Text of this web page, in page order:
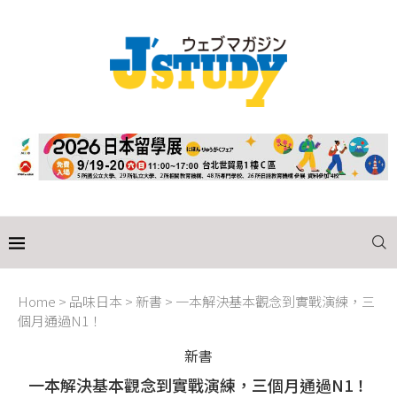
Home > 品味日本 > 新書 > 一本解決基本觀念到實戰演練，三
個月通過N1！
新書
一本解決基本觀念到實戰演練，三個月通過N1！